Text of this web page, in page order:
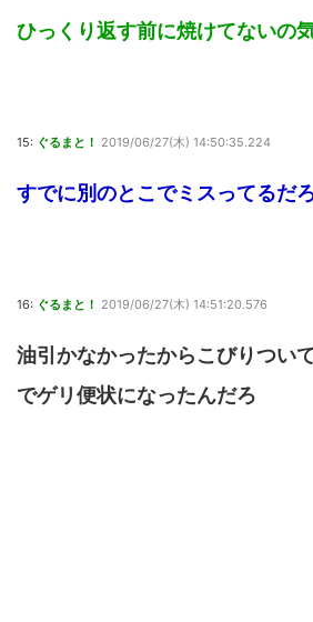
ひっくり返す前に焼けてないの
15: ぐるまと！ 2019/06/27(木) 14:50:35.224
すでに別のとこでミスってるだ
16: ぐるまと！ 2019/06/27(木) 14:51:20.576
油引かなかったからこびりつい
でゲリ便状になったんだろ